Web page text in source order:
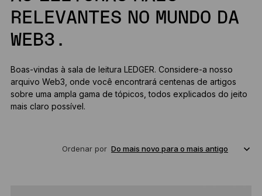
RELEVANTES NO MUNDO DA
WEB3.
Boas-vindas à sala de leitura LEDGER. Considere-a nosso
arquivo Web3, onde você encontrará centenas de artigos
sobre uma ampla gama de tópicos, todos explicados do jeito
mais claro possível.
Ordenar por